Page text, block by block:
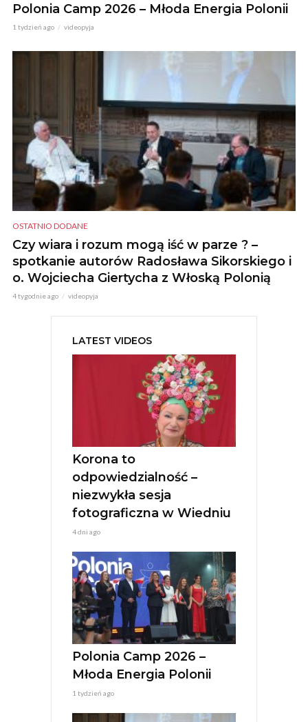
Polonia Camp 2026 – Młoda Energia Polonii
1 tydzień ago videopyja
OSTATNIO DODANE
Czy wiara i rozum mogą iść w parze ? –
spotkanie autorów Radosława Sikorskiego i
o. Wojciecha Giertycha z Włoską Polonią
4 tygodnie ago videopyja
LATEST VIDEOS
Korona to
odpowiedzialność –
niezwykła sesja
fotograficzna w Wiedniu
4 dni ago
Polonia Camp 2026 –
Młoda Energia Polonii
1 tydzień ago